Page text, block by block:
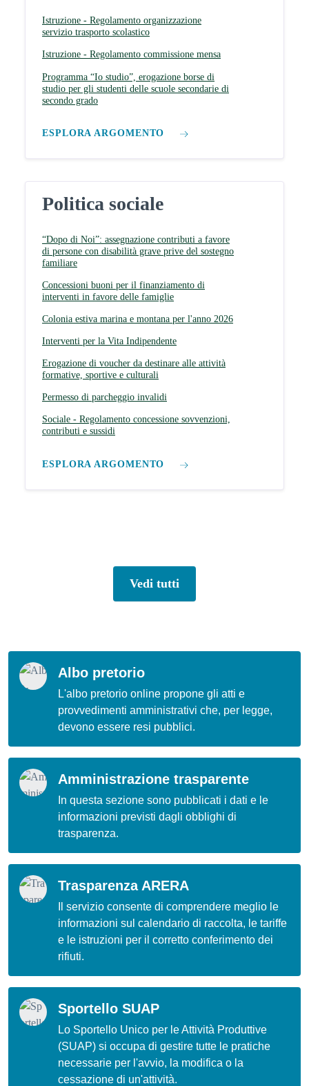
Istruzione - Regolamento organizzazione
servizio trasporto scolastico
Istruzione - Regolamento commissione mensa
Programma “Io studio”, erogazione borse di
studio per gli studenti delle scuole secondarie di
secondo grado
ESPLORA ARGOMENTO
Politica sociale
“Dopo di Noi”: assegnazione contributi a favore
di persone con disabilità grave prive del sostegno
familiare
Concessioni buoni per il finanziamento di
interventi in favore delle famiglie
Colonia estiva marina e montana per l'anno 2026
Interventi per la Vita Indipendente
Erogazione di voucher da destinare alle attività
formative, sportive e culturali
Permesso di parcheggio invalidi
Sociale - Regolamento concessione sovvenzioni,
contributi e sussidi
ESPLORA ARGOMENTO
Vedi tutti
Albo pretorio
L'albo pretorio online propone gli atti e
provvedimenti amministrativi che, per legge,
devono essere resi pubblici.
Amministrazione trasparente
In questa sezione sono pubblicati i dati e le
informazioni previsti dagli obblighi di
trasparenza.
Trasparenza ARERA
Il servizio consente di comprendere meglio le
informazioni sul calendario di raccolta, le tariffe
e le istruzioni per il corretto conferimento dei
rifiuti.
Sportello SUAP
Lo Sportello Unico per le Attività Produttive
(SUAP) si occupa di gestire tutte le pratiche
necessarie per l'avvio, la modifica o la
cessazione di un'attività.